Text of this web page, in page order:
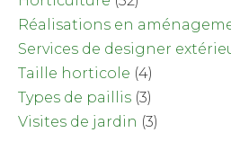
Réalisations en
Services de designer
Taille horticole (4)
Types de paillis (3)
Visites de jardin (3)